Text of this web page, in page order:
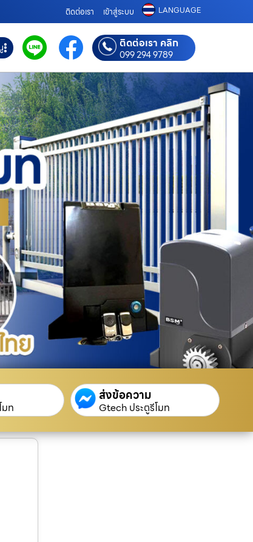
ติดต่อเรา เข้าสู่ระบบ LANGUAGE
ติดต่อเรา คลิก
099 294 9789
มท
ส่งข้อความ
Gtech ประตูรีโมท